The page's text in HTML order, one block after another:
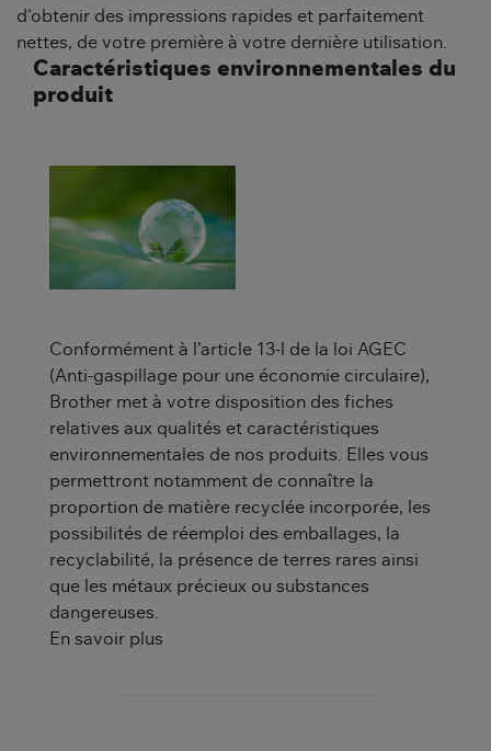
d'obtenir des impressions rapides et parfaitement
nettes, de votre première à votre dernière utilisation.
Caractéristiques environnementales du
produit
Conformément à l’article 13-l de la loi AGEC
(Anti-gaspillage pour une économie circulaire),
Brother met à votre disposition des fiches
relatives aux qualités et caractéristiques
environnementales de nos produits. Elles vous
permettront notamment de connaître la
proportion de matière recyclée incorporée, les
possibilités de réemploi des emballages, la
recyclabilité, la présence de terres rares ainsi
que les métaux précieux ou substances
dangereuses.
En savoir plus